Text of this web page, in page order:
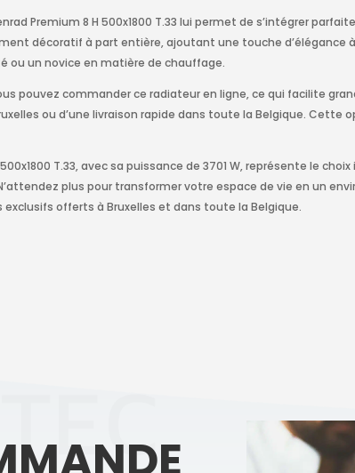
Premium 8 H 500x1800 T.33 lui permet de s’intégrer
décoratif à part entière, ajoutant une touche d’élégance
ou un novice en matière de chauffage.
pouvez commander ce radiateur en ligne, ce qui facilite
ou d’une livraison rapide dans toute la Belgique.
T.33, avec sa puissance de 3701 W, représente le
plus pour transformer votre espace de vie en un
offerts à Bruxelles et dans toute la Belgique.